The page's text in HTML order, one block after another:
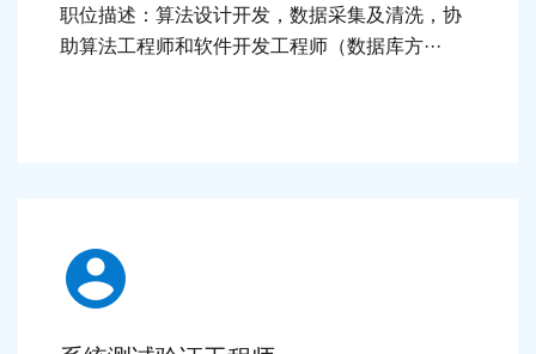
职位描述：算法设计开发，数据采集及清洗，协
助算法工程师和软件开发工程师（数据库方···